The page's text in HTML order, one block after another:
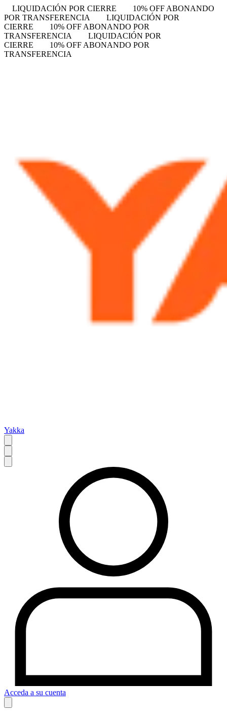
LIQUIDACIÓN POR CIERRE
10% OFF ABONANDO
POR TRANSFERENCIA
LIQUIDACIÓN POR
CIERRE
10% OFF ABONANDO POR
TRANSFERENCIA
LIQUIDACIÓN POR
CIERRE
10% OFF ABONANDO POR
TRANSFERENCIA
Yakka
Acceda a su cuenta